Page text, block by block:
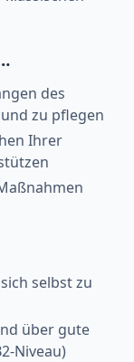
des
zu pflegen
Ihrer
selbst zu
über gute
Niveau)